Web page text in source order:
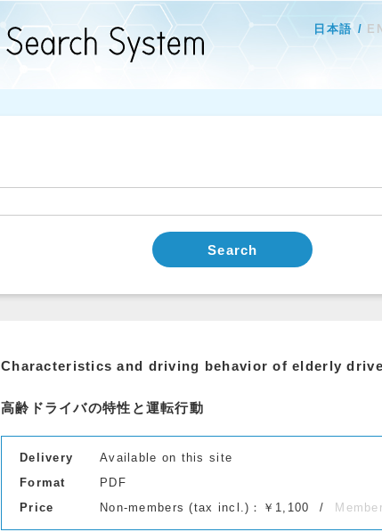
日本語
Search
Characteristics and driving behavior of elderly
高齢ドライバの特性と運転行動
Delivery
Available on this site
Format
PDF
Price
Non-members (tax incl.)：￥1,100